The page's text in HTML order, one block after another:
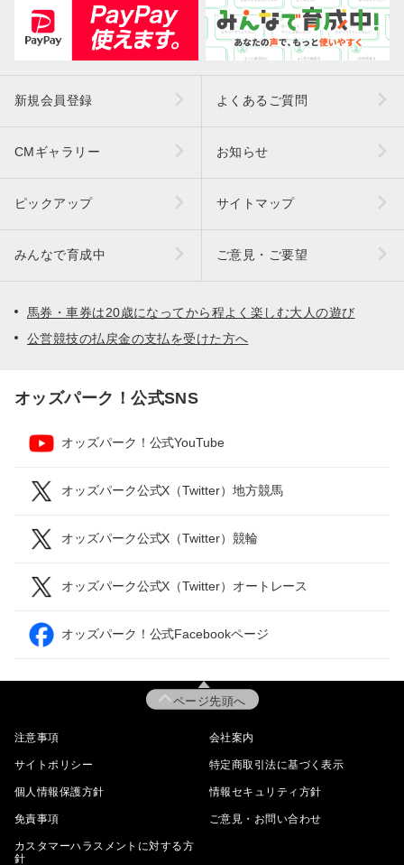
新規会員登録 よくあるご質問
CMギャラリー お知らせ
ピックアップ サイトマップ
みんなで育成中 ご意見・ご要望
馬券・車券は20歳になってから程よく楽しむ大人の遊び
公営競技の払戻金の支払を受けた方へ
オッズパーク！公式SNS
オッズパーク！公式YouTube
オッズパーク公式X（Twitter）地方競馬
オッズパーク公式X（Twitter）競輪
オッズパーク公式X（Twitter）オートレース
オッズパーク！公式Facebookページ
ページ先頭へ
注意事項 会社案内
サイトポリシー 特定商取引法に基づく表示
個人情報保護方針 情報セキュリティ方針
免責事項 ご意見・お問い合わせ
カスタマーハラスメントに対する方
針